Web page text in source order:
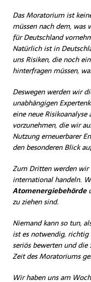
Das Moratorium ist
müssen nach dem, was
für Deutschland
Natürlich ist in
uns Risiken, die noch
hinterfragen müssen,
Deswegen werden wir
unabhängigen
eine neue
vorzunehmen, die wir
Nutzung erneuerbarer
den besonderen Blick
Zum Dritten werden wir
international handeln.
Atomenergiebehörde
zu ziehen sind.
Niemand kann so tun,
ist es notwendig, richtig
seriös bewerten und die
Zeit des Moratoriums
Wir haben uns am